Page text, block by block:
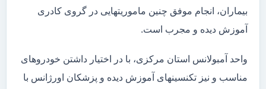
بیماران، انجام موفق چنین ماموریتهایی در گروی کادری
آموزش دیده و مجرب است.
واحد آمبولانس استان مرکزی، با در اختیار داشتن خودروهای
مناسب و نیز تکنسینهای آموزش دیده و پزشکان اورژانس با